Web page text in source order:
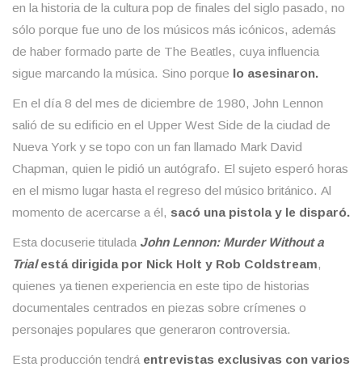
en la historia de la cultura pop de finales del siglo pasado, no
sólo porque fue uno de los músicos más icónicos, además
de haber formado parte de The Beatles, cuya influencia
sigue marcando la música. Sino porque lo asesinaron.
En el día 8 del mes de diciembre de 1980, John Lennon
salió de su edificio en el Upper West Side de la ciudad de
Nueva York y se topo con un fan llamado Mark David
Chapman, quien le pidió un autógrafo. El sujeto esperó horas
en el mismo lugar hasta el regreso del músico británico. Al
momento de acercarse a él, sacó una pistola y le disparó.
Esta docuserie titulada John Lennon: Murder Without a
Trialestá dirigida por Nick Holt y Rob Coldstream,
quienes ya tienen experiencia en este tipo de historias
documentales centrados en piezas sobre crímenes o
personajes populares que generaron controversia.
Esta producción tendrá entrevistas exclusivas con varios